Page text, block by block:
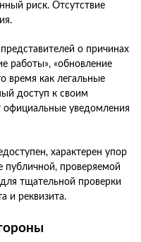
риск. Отсутствие
о причинах
работы», «обновление
время как легальные
доступ к своим
уведомления
характерен упор
публичной, проверяемой
тщательной проверки
и реквизита.